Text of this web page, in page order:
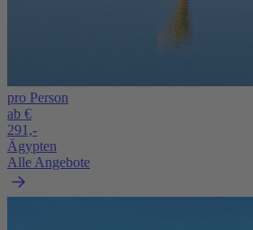
pro Person
ab €
291,-
Ägypten
Alle Angebote